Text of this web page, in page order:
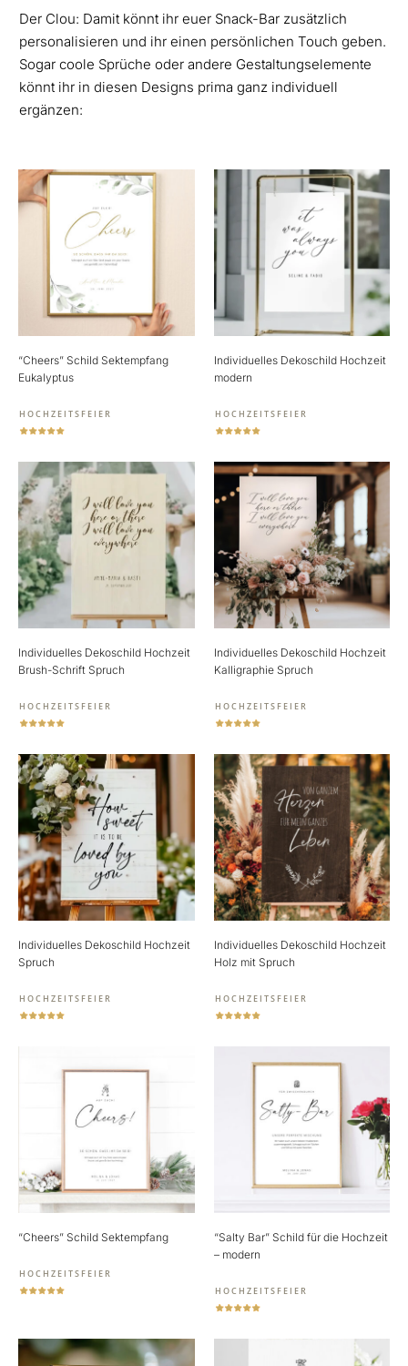
Der Clou: Damit könnt ihr euer Snack-Bar zusätzlich
personalisieren und ihr einen persönlichen Touch geben.
Sogar coole Sprüche oder andere Gestaltungselemente
könnt ihr in diesen Designs prima ganz individuell
ergänzen:
“Cheers” Schild Sektempfang
Eukalyptus
HOCHZEITSFEIER
Individuelles Dekoschild Hochzeit
modern
HOCHZEITSFEIER
Individuelles Dekoschild Hochzeit
Brush-Schrift Spruch
HOCHZEITSFEIER
Individuelles Dekoschild Hochzeit
Kalligraphie Spruch
HOCHZEITSFEIER
Individuelles Dekoschild Hochzeit
Spruch
HOCHZEITSFEIER
Individuelles Dekoschild Hochzeit
Holz mit Spruch
HOCHZEITSFEIER
“Cheers” Schild Sektempfang
HOCHZEITSFEIER
“Salty Bar” Schild für die Hochzeit
– modern
HOCHZEITSFEIER